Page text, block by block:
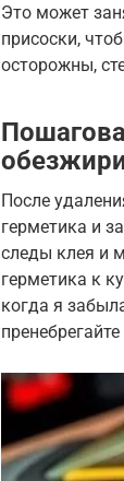
Это может
присоски,
осторожны,
После
герметика и
следы клея и
герметика к
когда я